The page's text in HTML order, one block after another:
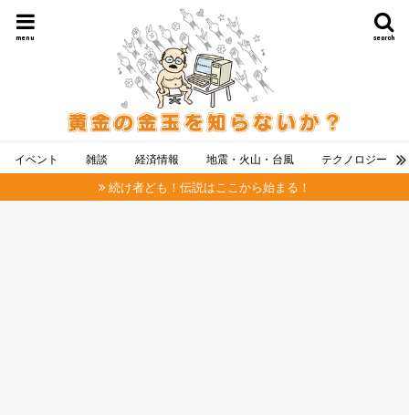
search
menu
イベント 雑談 経済情報 地震・火山・台風 テクノロジー
続け者ども！伝説はここから始まる！